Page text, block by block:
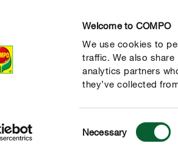
Welcome to COMPO
We use cookies to
traffic. We also
analytics partners
they’ve collected
Selection
Necessary
Produits